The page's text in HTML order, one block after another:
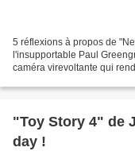
5 réflexions à propos de
l'insupportable Paul
caméra virevoltante qui
"Toy Story 4" de
day !